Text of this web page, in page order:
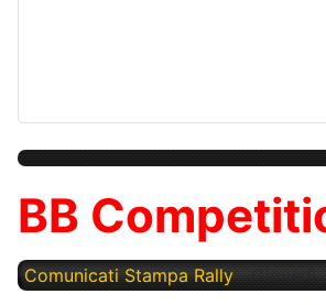
BB
Comunicati Stampa Rally